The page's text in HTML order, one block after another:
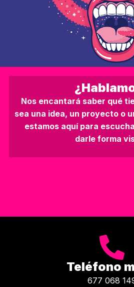
Nos encantará saber qué
sea una idea, un proyecto o
estamos aquí para
darle forma
Teléfono
677 068